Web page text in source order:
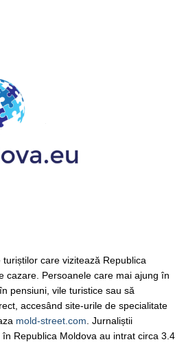
care vizitează Republica
cazare. Persoanele care mai ajung în
pensiuni, vile turistice sau să
accesând site-urile de specialitate
mold-street.com . Jurnaliștii
Republica Moldova au intrat circa 3.4